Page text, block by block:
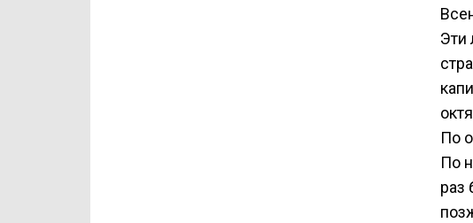
Эти
По
По
раз